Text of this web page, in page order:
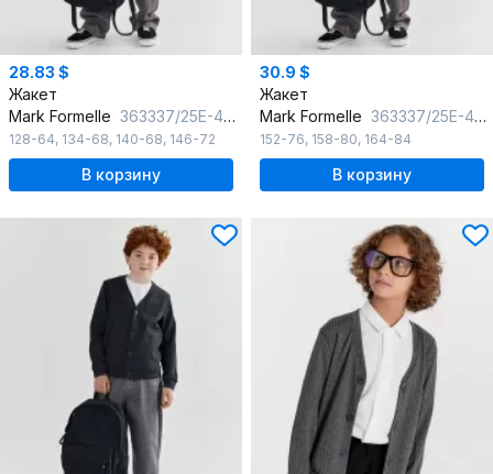
28.83 $
Жакет
Mark Formelle 363337/25Е-43784П-4 елочка_черно_серая
128-64, 134-68, 140-68, 146-72
В корзину
30.9 $
Жакет
Mark Formelle 363337/25Е-43785П-4 елочка_черно_серая
152-76, 158-80, 164-84
В корзину